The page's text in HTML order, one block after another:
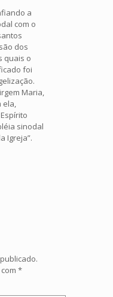
a
com o
dos
quais o
foi
Maria,
ela,
sinodal
Igreja”.
*